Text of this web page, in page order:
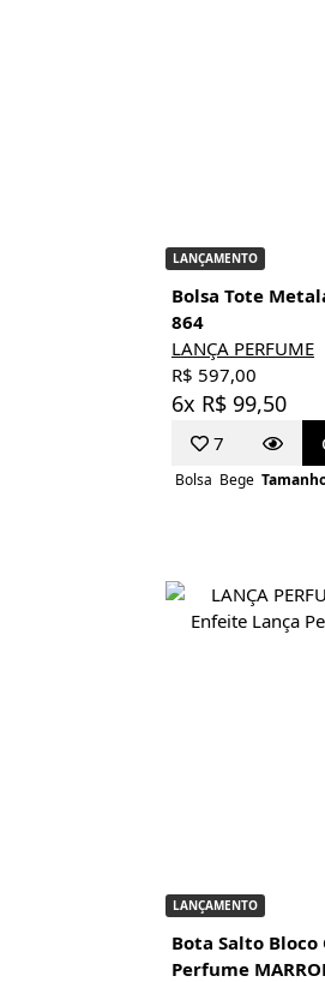
LANÇAMENTO
Bolsa Tote
864
LANÇA PERFUME
R$ 597,00
6x R$ 99,50
7
Bolsa Bege
LANÇAMENTO
Bota Salto Bloco
Perfume